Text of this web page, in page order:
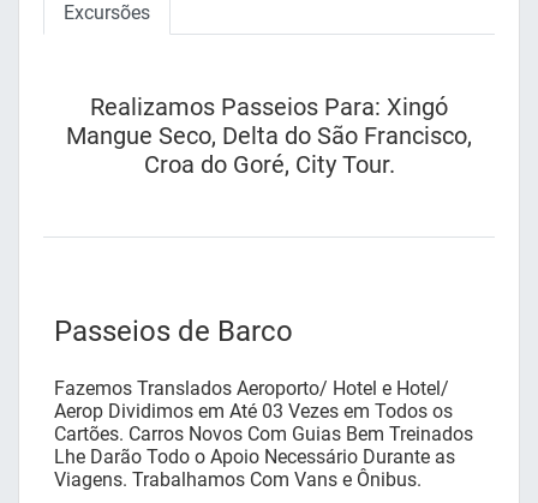
Excursões
Realizamos Passeios Para: Xingó
Mangue Seco, Delta do São Francisco,
Croa do Goré, City Tour.
Passeios de Barco
Fazemos Translados Aeroporto/ Hotel e Hotel/
Aerop Dividimos em Até 03 Vezes em Todos os
Cartões. Carros Novos Com Guias Bem Treinados
Lhe Darão Todo o Apoio Necessário Durante as
Viagens. Trabalhamos Com Vans e Ônibus.